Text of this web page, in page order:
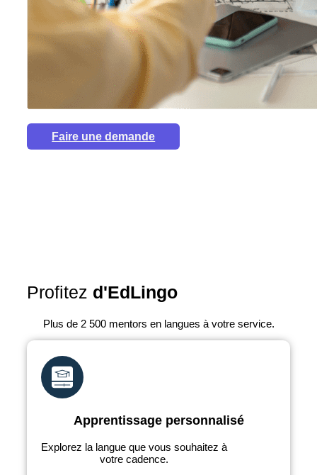
Faire une demande
Profitez d'EdLingo
Plus de 2 500 mentors en langues à votre service.
Apprentissage personnalisé
Explorez la langue que vous souhaitez à
votre cadence.